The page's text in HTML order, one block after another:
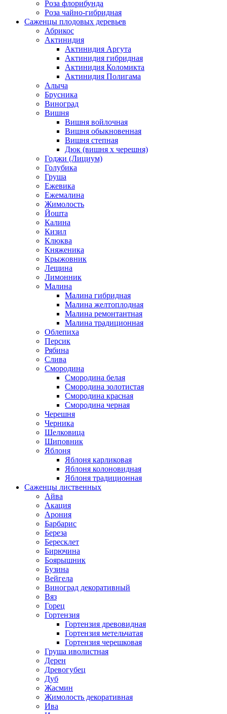
Роза флорибунда
Роза чайно-гибридная
Саженцы плодовых деревьев
Абрикос
Актинидия
Актинидия Аргута
Актинидия гибридная
Актинидия Коломикта
Актинидия Полигама
Алыча
Брусника
Виноград
Вишня
Вишня войлочная
Вишня обыкновенная
Вишня степная
Дюк (вишня х черешня)
Годжи (Лициум)
Голубика
Груша
Ежевика
Ежемалина
Жимолость
Йошта
Калина
Кизил
Клюква
Княженика
Крыжовник
Лещина
Лимонник
Малина
Малина гибридная
Малина желтоплодная
Малина ремонтантная
Малина традиционная
Облепиха
Персик
Рябина
Слива
Смородина
Смородина белая
Смородина золотистая
Смородина красная
Смородина черная
Черешня
Черника
Шелковица
Шиповник
Яблоня
Яблоня карликовая
Яблоня колоновидная
Яблоня традиционная
Саженцы лиственных
Айва
Акация
Арония
Барбарис
Береза
Бересклет
Бирючина
Боярышник
Бузина
Вейгела
Виноград декоративный
Вяз
Горец
Гортензия
Гортензия древовидная
Гортензия метельчатая
Гортензия черешковая
Груша иволистная
Дерен
Древогубец
Дуб
Жасмин
Жимолость декоративная
Ива